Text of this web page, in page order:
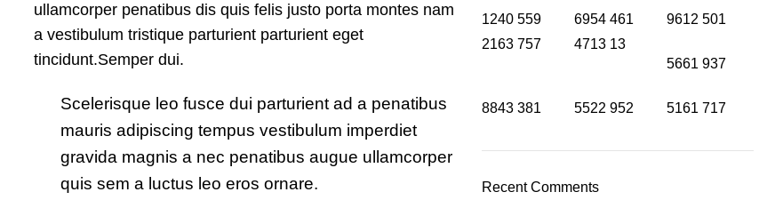
ullamcorper penatibus dis quis felis justo porta montes nam
a vestibulum tristique parturient parturient eget
tincidunt.Semper dui.
Scelerisque leo fusce dui parturient ad a penatibus
mauris adipiscing tempus vestibulum imperdiet
gravida magnis a nec penatibus augue ullamcorper
quis sem a luctus leo eros ornare.
1240 559 6954 461 9612 501
2163 757 4713 13
5661 937
8843 381 5522 952 5161 717
Recent Comments